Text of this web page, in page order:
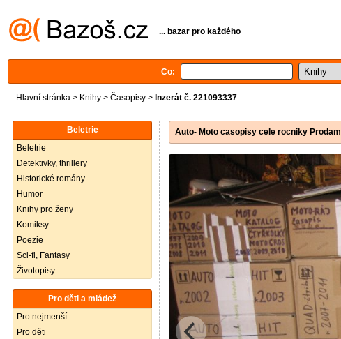
... bazar pro každého
Co:
Hlavní stránka > Knihy > Časopisy > Inzerát č. 221093337
Beletrie
Beletrie
Detektivky, thrillery
Historické romány
Humor
Knihy pro ženy
Komiksy
Poezie
Sci-fi, Fantasy
Životopisy
Pro děti a mládež
Pro nejmenší
Pro děti
Auto- Moto casopisy cele rocniky Prodam